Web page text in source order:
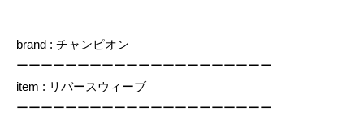
brand : チャンピオン
ーーーーーーーーーーーーーーーーーーーーー
item : リバースウィーブ
ーーーーーーーーーーーーーーーーーーーーー